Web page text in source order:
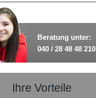
Beratung unter:
040 / 28 48 48 210
Ihre Vorteile